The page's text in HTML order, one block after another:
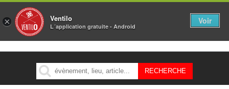
MENU
× Ventilo
L´application gratuite - Android
Voir